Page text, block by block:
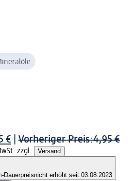
€ Vorheriger Preis:4,95 €
zzgl. Versand
Dauerpreisnicht erhöht seit 03.08.2023